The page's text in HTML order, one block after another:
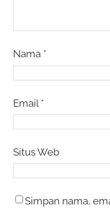
Nama *
Email *
Situs Web
Simpan nama,